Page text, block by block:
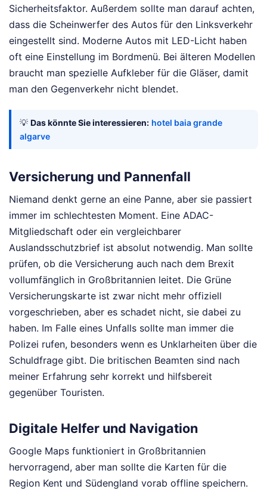
Sicherheitsfaktor. Außerdem sollte man darauf achten,
dass die Scheinwerfer des Autos für den Linksverkehr
eingestellt sind. Moderne Autos mit LED-Licht haben
oft eine Einstellung im Bordmenü. Bei älteren Modellen
braucht man spezielle Aufkleber für die Gläser, damit
man den Gegenverkehr nicht blendet.
💡 Das könnte Sie interessieren: hotel baia grande
algarve
Versicherung und Pannenfall
Niemand denkt gerne an eine Panne, aber sie passiert
immer im schlechtesten Moment. Eine ADAC-
Mitgliedschaft oder ein vergleichbarer
Auslandsschutzbrief ist absolut notwendig. Man sollte
prüfen, ob die Versicherung auch nach dem Brexit
vollumfänglich in Großbritannien leitet. Die Grüne
Versicherungskarte ist zwar nicht mehr offiziell
vorgeschrieben, aber es schadet nicht, sie dabei zu
haben. Im Falle eines Unfalls sollte man immer die
Polizei rufen, besonders wenn es Unklarheiten über die
Schuldfrage gibt. Die britischen Beamten sind nach
meiner Erfahrung sehr korrekt und hilfsbereit
gegenüber Touristen.
Digitale Helfer und Navigation
Google Maps funktioniert in Großbritannien
hervorragend, aber man sollte die Karten für die
Region Kent und Südengland vorab offline speichern.